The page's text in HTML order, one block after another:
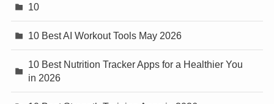
10
10 Best AI Workout Tools May 2026
10 Best Nutrition Tracker Apps for a Healthier You
in 2026